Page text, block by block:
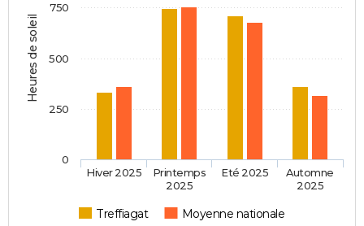
Heures de soleil
Treffiagat Moyenne nationale
Hiver 2025
Printemps
2025
Eté 2025
Automne
2025
0
250
500
750